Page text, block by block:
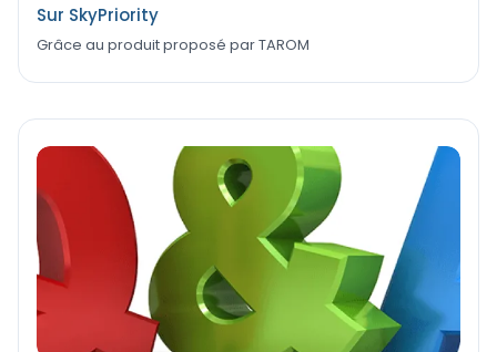
Sur SkyPriority
Grâce au produit proposé par TAROM